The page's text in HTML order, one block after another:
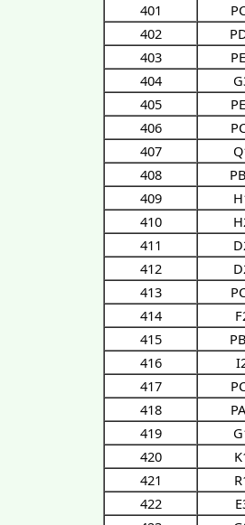
401
402
403
404
405
406
407
408
409
410
411
412
413
414
415
416
417
418
419
420
421
422